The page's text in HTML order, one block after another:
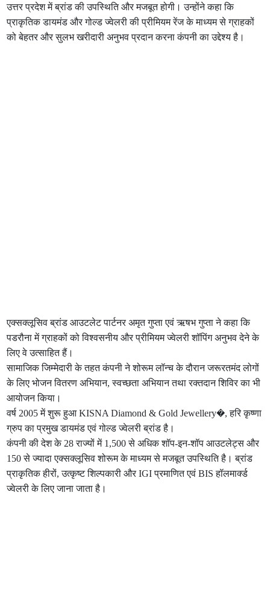
उत्तर प्रदेश में ब्रांड की उपस्थिति और मजबूत होगी। उन्होंने कहा कि
प्राकृतिक डायमंड और गोल्ड ज्वेलरी की प्रीमियम रेंज के माध्यम से ग्राहकों
को बेहतर और सुलभ खरीदारी अनुभव प्रदान करना कंपनी का उद्देश्य है।
एक्सक्लूसिव ब्रांड आउटलेट पार्टनर अमृत गुप्ता एवं ऋषभ गुप्ता ने कहा कि
पडरौना में ग्राहकों को विश्वसनीय और प्रीमियम ज्वेलरी शॉपिंग अनुभव देने के
लिए वे उत्साहित हैं।
सामाजिक जिम्मेदारी के तहत कंपनी ने शोरूम लॉन्च के दौरान जरूरतमंद लोगों
के लिए भोजन वितरण अभियान, स्वच्छता अभियान तथा रक्तदान शिविर का भी
आयोजन किया।
वर्ष 2005 में शुरू हुआ KISNA Diamond & Gold Jewellery⁠�, हरि कृष्णा
ग्रुप का प्रमुख डायमंड एवं गोल्ड ज्वेलरी ब्रांड है।
कंपनी की देश के 28 राज्यों में 1,500 से अधिक शॉप-इन-शॉप आउटलेट्स और
150 से ज्यादा एक्सक्लूसिव शोरूम के माध्यम से मजबूत उपस्थिति है। ब्रांड
प्राकृतिक हीरों, उत्कृष्ट शिल्पकारी और IGI प्रमाणित एवं BIS हॉलमार्क्ड
ज्वेलरी के लिए जाना जाता है।